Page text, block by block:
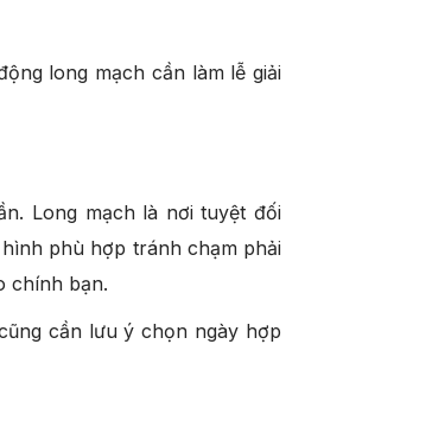
long mạch cần làm lễ giải
Long mạch là nơi tuyệt đối
phù hợp tránh chạm phải
chính bạn.
cần lưu ý chọn ngày hợp